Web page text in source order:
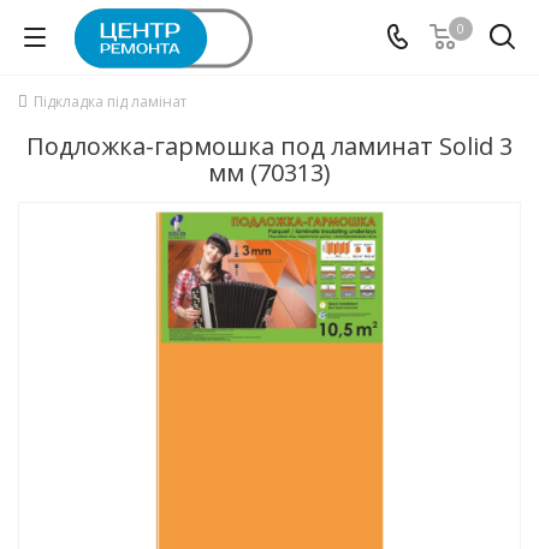
0
Підкладка під ламінат
Подложка-гармошка под ламинат Solid 3
мм (70313)